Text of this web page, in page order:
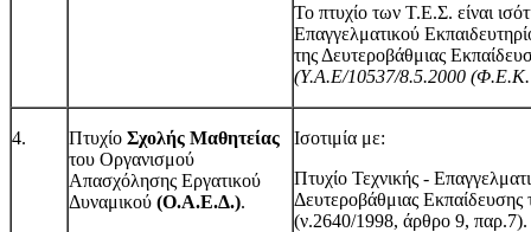
Το πτυχίο των Τ.Ε.Σ. είναι
Επαγγελματικού
της Δευτεροβάθμιας
(Υ.Α.Ε/10537/8.5.2000 (Φ.Ε.Κ.
4. Πτυχίο Σχολής Μαθητείας
του Οργανισμού
Απασχόλησης Εργατικού
Δυναμικού (Ο.Α.Ε.Δ.).
Ισοτιμία με:
Πτυχίο Τεχνικής -
Δευτεροβάθμιας
(ν.2640/1998, άρθρο 9, παρ.7).